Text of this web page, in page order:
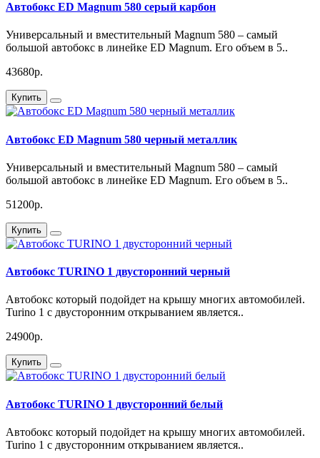
Автобокс ED Magnum 580 серый карбон
Универсальный и вместительный Magnum 580 – самый
большой автобокс в линейке ED Magnum. Его объем в 5..
43680р.
Купить
Автобокс ED Magnum 580 черный металлик
Универсальный и вместительный Magnum 580 – самый
большой автобокс в линейке ED Magnum. Его объем в 5..
51200р.
Купить
Автобокс TURINO 1 двусторонний черный
Автобокс который подойдет на крышу многих автомобилей.
Turino 1 с двусторонним открыванием является..
24900р.
Купить
Автобокс TURINO 1 двусторонний белый
Автобокс который подойдет на крышу многих автомобилей.
Turino 1 с двусторонним открыванием является..